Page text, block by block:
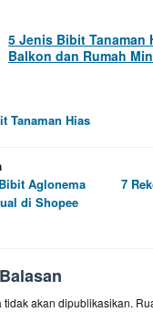
5 Jenis Bibit
Balkon dan Rumah
Tanaman Hias
Aglonema
di Shopee
7
tidak akan dipublikasikan.